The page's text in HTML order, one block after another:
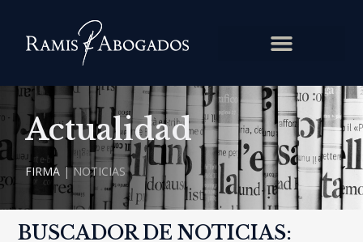
Actualidad
FIRMA |NOTICIAS
BUSCADOR DE NOTICIAS: